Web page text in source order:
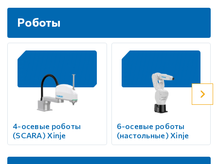
Роботы
4-осевые роботы
(SCARA) Xinje
6-осевые роботы
(настольные) Xinje